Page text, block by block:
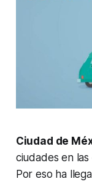
Ciudad de
ciudades en
Por eso ha